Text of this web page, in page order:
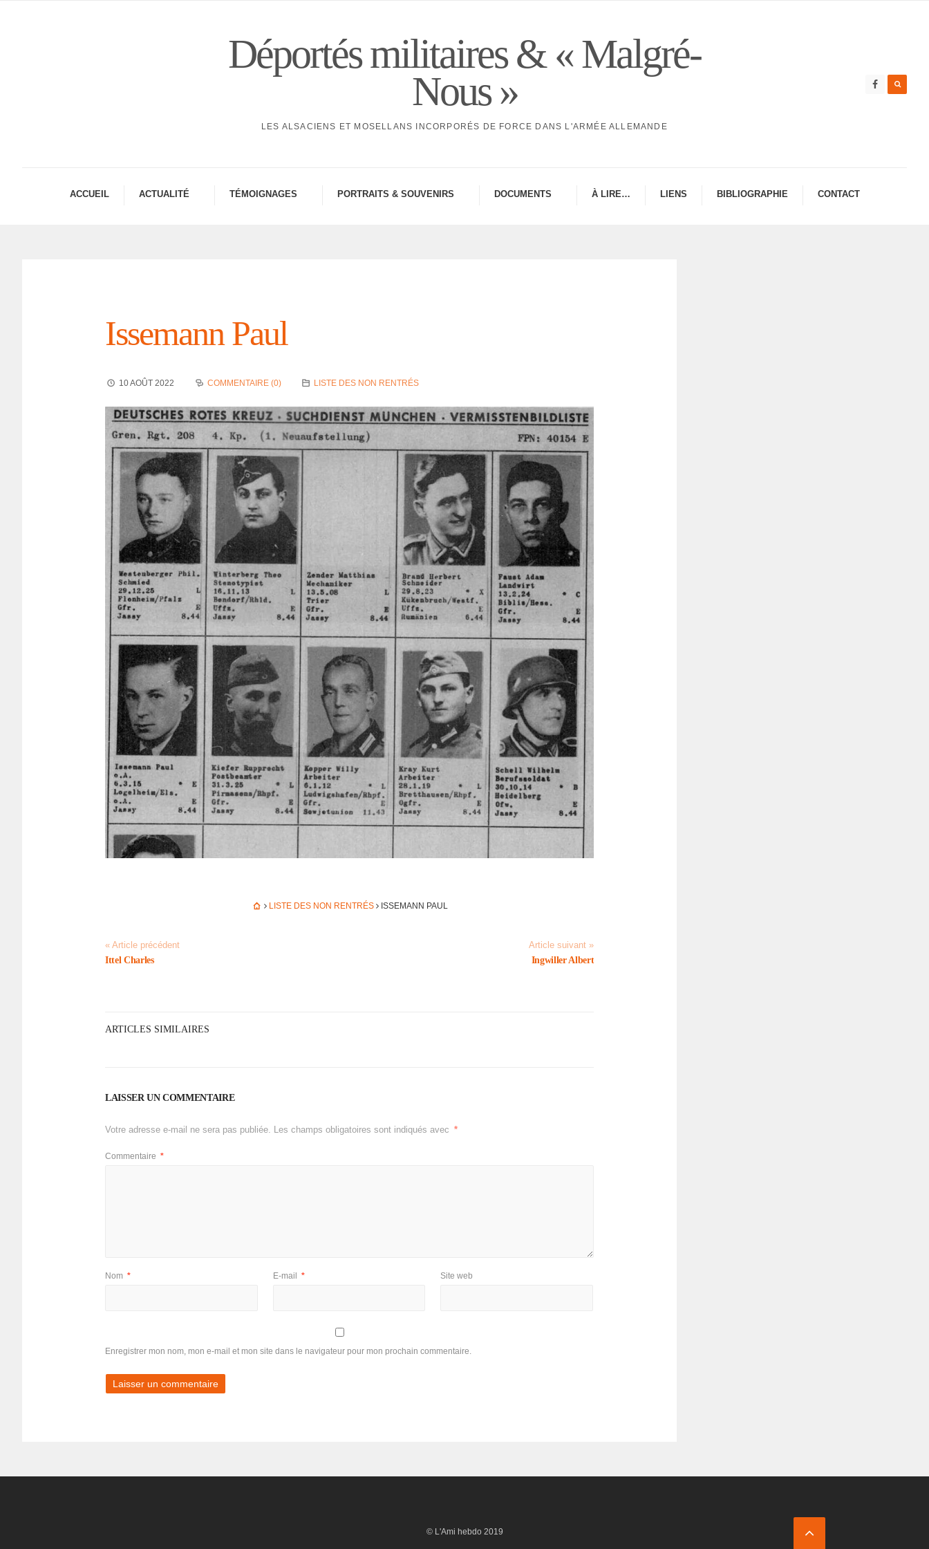
Déportés militaires & « Malgré-
Nous »
LES ALSACIENS ET MOSELLANS INCORPORÉS DE FORCE DANS L'ARMÉE ALLEMANDE
ACCUEIL ACTUA­LITÉ TÉMOI­GNAGES PORTRAITS & SOUVE­NIRS DOCU­MENTS À LIRE… LIENS BIBLIO­GRA­PHIE CONTAC­­T
Isse­mann Paul
10 AOÛT 2022 COMMENTAIRE (0) LISTE DES NON RENTRÉS
LISTE DES NON RENTRÉS ISSE­MANN PAUL
« Article précédent
Ittel Charles
Article suivant »
Ingwiller Albert
ARTICLES SIMILAIRES
LAISSER UN COMMENTAIRE
Votre adresse e-mail ne sera pas publiée. Les champs obligatoires sont indiqués avec *
Commentaire *
Nom * E-mail * Site web
Enregistrer mon nom, mon e-mail et mon site dans le navigateur pour mon prochain commentaire.
© L'Ami hebdo 2019